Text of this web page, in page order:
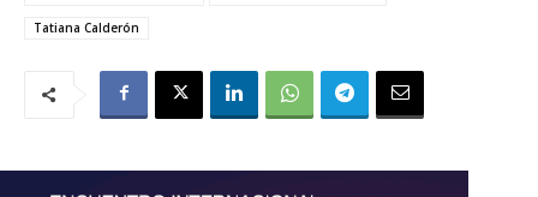
Tatiana Calderón